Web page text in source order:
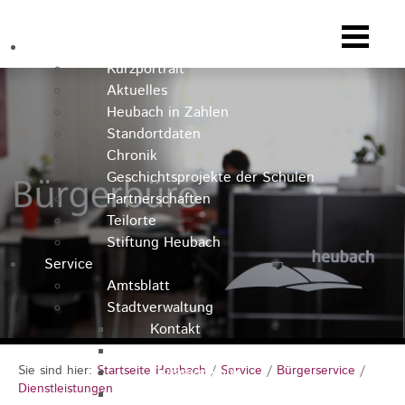
Kurzportrait
Aktuelles
Heubach in Zahlen
Standortdaten
Chronik
Geschichtsprojekte der Schulen
Partnerschaften
Teilorte
Stiftung Heubach
Service
Amtsblatt
Stadtverwaltung
Kontakt
Rathausteam
Organigramm
Sie sind hier: Startseite Heubach / Service / Bürgerservice /
Dienstleistungen